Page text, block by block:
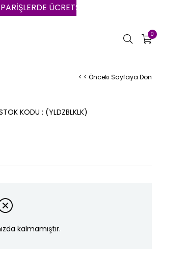
ÜCRETSİZ KARGO | VADE FARKSIZ 3 AYA
0
< < Önceki Sayfaya Dön
(YLDZBLKLK)
KODU
kalmamıştır.